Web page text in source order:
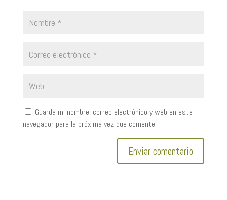
Guarda mi nombre, correo electrónico y web en este
navegador para la próxima vez que comente.